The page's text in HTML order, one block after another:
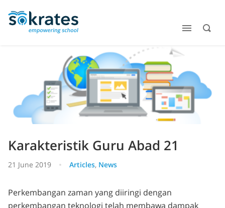
Karakteristik Guru Abad 21
21 June 2019 Articles, News
Perkembangan zaman yang diiringi dengan
perkembangan teknologi telah membawa dampak